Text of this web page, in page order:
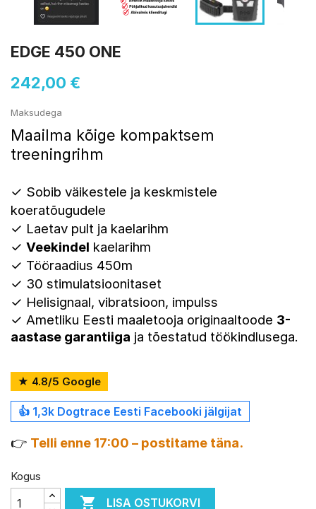
EDGE 450 ONE
242,00 €
Maksudega
Maailma kõige kompaktsem
treeningrihm
✓ Sobib väikestele ja keskmistele
koeratõugudele
✓ Laetav pult ja kaelarihm
✓ Veekindel kaelarihm
✓ Tööraadius 450m
✓ 30 stimulatsioonitaset
✓ Helisignaal, vibratsioon, impulss
✓ Ametliku Eesti maaletooja originaaltoode 3-
aastase garantiiga ja tõestatud töökindlusega.
★ 4.8/5 Google
👍 1,3k Dogtrace Eesti Facebooki jälgijat
👉 Telli enne 17:00 – postitame täna.
Kogus
 LISA OSTUKORVI